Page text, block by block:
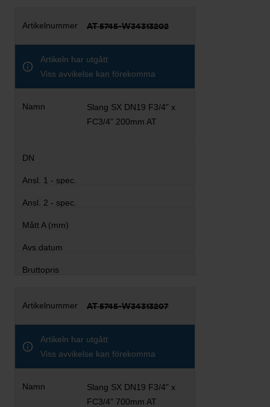
AT 5745-W34313202
Artikeln har utgått
Viss avvikelse kan förekomma
Slang SX DN19 F3/4" x
FC3/4" 200mm AT
AT 5745-W34313207
Artikeln har utgått
Viss avvikelse kan förekomma
Slang SX DN19 F3/4" x
FC3/4" 700mm AT